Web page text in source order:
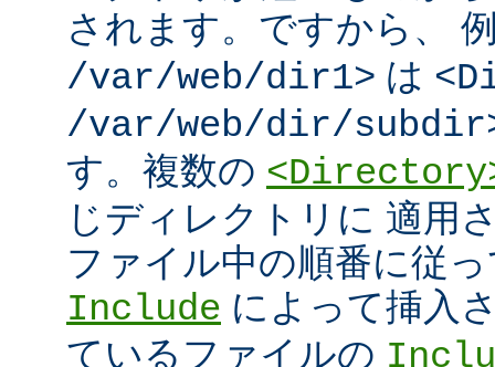
されます。ですから、
/var/web/dir1> は
/var/web/dir/
す。複数の
じディレクトリに 適用
ファイル中の順番に従
Include によって挿入
ているファイルの